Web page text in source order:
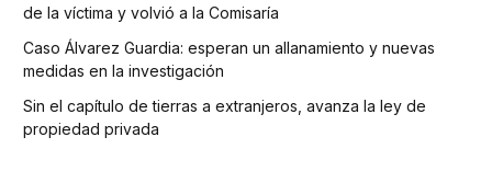
de la víctima y volvió a la Comisaría
Caso Álvarez Guardia: esperan un allanamiento y nuevas
medidas en la investigación
Sin el capítulo de tierras a extranjeros, avanza la ley de
propiedad privada